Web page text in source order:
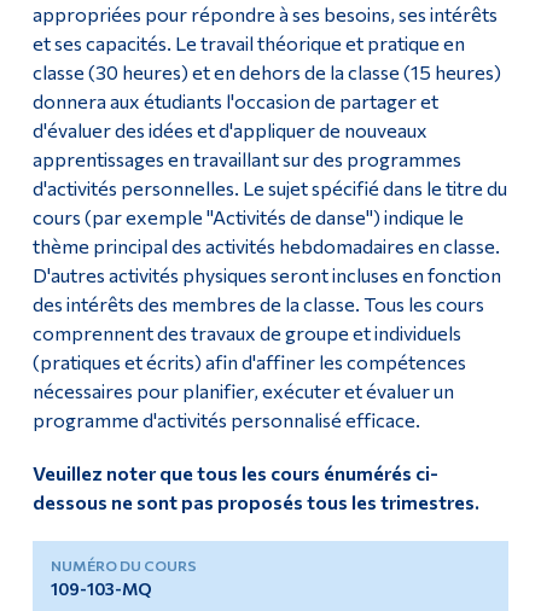
Éducation en plein air
Liste des professeurs
Articles
Galerie de photos et de vidéos
Installations
Suivez-nous
Éducation en plein air
appropriées pour répondre à ses besoins, ses intérêts
et ses capacités. Le travail théorique et pratique en
classe (30 heures) et en dehors de la classe (15 heures)
donnera aux étudiants l'occasion de partager et
d'évaluer des idées et d'appliquer de nouveaux
apprentissages en travaillant sur des programmes
d'activités personnelles. Le sujet spécifié dans le titre du
cours (par exemple "Activités de danse") indique le
thème principal des activités hebdomadaires en classe.
D'autres activités physiques seront incluses en fonction
des intérêts des membres de la classe. Tous les cours
comprennent des travaux de groupe et individuels
(pratiques et écrits) afin d'affiner les compétences
nécessaires pour planifier, exécuter et évaluer un
programme d'activités personnalisé efficace.
Veuillez noter que tous les cours énumérés ci-
dessous ne sont pas proposés tous les trimestres.
109-103-MQ
Futurs étudiants
Étudiants actuels
Corps enseignant et
personnel administratif
Diplômé·es et visiteur·euses